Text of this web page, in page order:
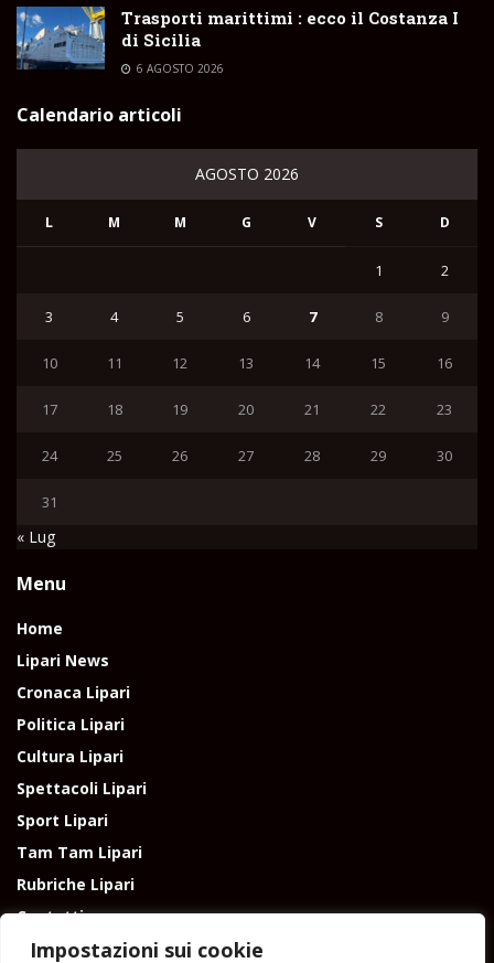
Impostazioni sui cookie
Trasporti marittimi : ecco il Costanza I
di Sicilia
6 AGOSTO 2026
Calendario articoli
AGOSTO 2026
L M M G V S D
1 2
3 4 5 6 7 8 9
10 11 12 13 14 15 16
17 18 19 20 21 22 23
24 25 26 27 28 29 30
31
« Lug
Menu
Home
Lipari News
Cronaca Lipari
Politica Lipari
Cultura Lipari
Spettacoli Lipari
Sport Lipari
Tam Tam Lipari
Rubriche Lipari
Contatti